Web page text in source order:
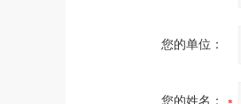
您的单位：
您的姓名：